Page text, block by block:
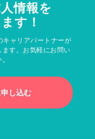
情報を
す！
キャリアパートナーが
す。お気軽にお問い
し込む